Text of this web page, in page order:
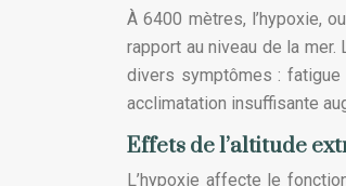
À 6400 mètres, l’hypoxie,
rapport au niveau de la
divers symptômes :
acclimatation insuffisante
Effets de l’altitude
L’hypoxie affecte le